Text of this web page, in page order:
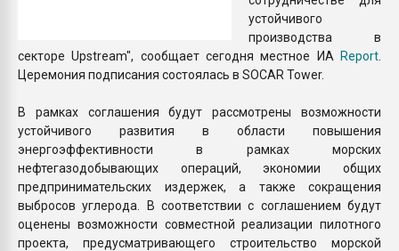
устойчивого
производства в
секторе Upstream", сообщает сегодня местное ИА Report
Церемония подписания состоялась в SOCAR Tower.
В рамках соглашения будут рассмотрены возможности
устойчивого развития в области повышения
энергоэффективности в рамках морских
нефтегазодобывающих операций, экономии общих
предпринимательских издержек, а также сокращения
выбросов углерода. В соответствии с соглашением будут
оценены возможности совместной реализации пилотного
проекта, предусматривающего строительство морской